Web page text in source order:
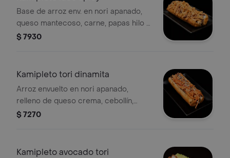
Base de arroz env. en nori apanado,
queso mantecoso, carne, papas hilo y
salsa spicy..
$ 7930
Kamipleto tori dinamita
Arroz envuelto en nori apanado,
relleno de queso crema, cebollín,
pollo, ensalada dinamita y sésamo.
$ 7270
Kamipleto avocado tori